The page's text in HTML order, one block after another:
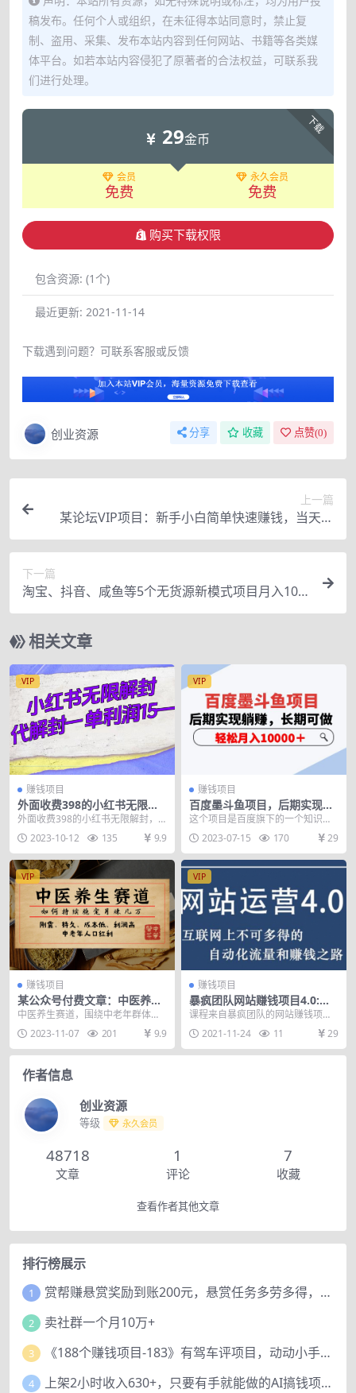
稿发布。任何个人或组织，在未征得本站同意时，禁止复
制、盗用、采集、发布本站内容到任何网站、书籍等各类媒
体平台。如若本站内容侵犯了原著者的合法权益，可联系我
们进行处理。
下载
29金币
会员
免费
永久会员
免费
购买下载权限
包含资源: (1个)
最近更新: 2021-11-14
下载遇到问题？可联系客服或反馈
创业资源 分享 收藏 点赞(0)
上一篇
某论坛VIP项目：新手小白简单快速赚钱，当天收
益，日赚100+
下一篇
淘宝、抖音、咸鱼等5个无货源新模式项目月入10
万+核心玩法
相关文章
VIP
赚钱项目
外面收费398的小红书无限解
封，代解封一单15—30
外面收费398的小红书无限解封，
代解封一单15—30 项目操作很简
单，看一边视频...
2023-10-12 135 9.9
VIP
赚钱项目
百度墨斗鱼项目，后期实现躺
赚，长期可做，轻松月入1000
0＋（5节视频课）
这个项目是百度旗下的一个知识付
费网站，名字叫做“百度墨斗鱼”，项
目上手非常简单，...
2023-07-15 170 29
VIP
赚钱项目
某公众号付费文章：中医养生
赛道，如何持续稳定月赚几万
中医养生赛道，围绕中老年群体养
生健康需求，生产内容，吸引流
量，卖汤包和书单。 优...
2023-11-07 201 9.9
VIP
赚钱项目
暴疯团队网站赚钱项目4.0:网
站运营与盈利，实现流量与盈
课程来自暴疯团队的网站赚钱项目
4.0：网赚运营与盈利，价值2970
元。本套课程是...
2021-11-24 11 29
作者信息
创业资源
等级 永久会员
48718
文章
1
评论
7
收藏
查看作者其他文章
排行榜展示
1 赏帮赚悬赏奖励到账200元，悬赏任务多劳多得，人人可做。
2 卖社群一个月10万+
3 《188个赚钱项目-183》有驾车评项目，动动小手，复制粘贴赚44元！
4 上架2小时收入630+，只要有手就能做的AI搞钱项目，奶奶看完都能学会!